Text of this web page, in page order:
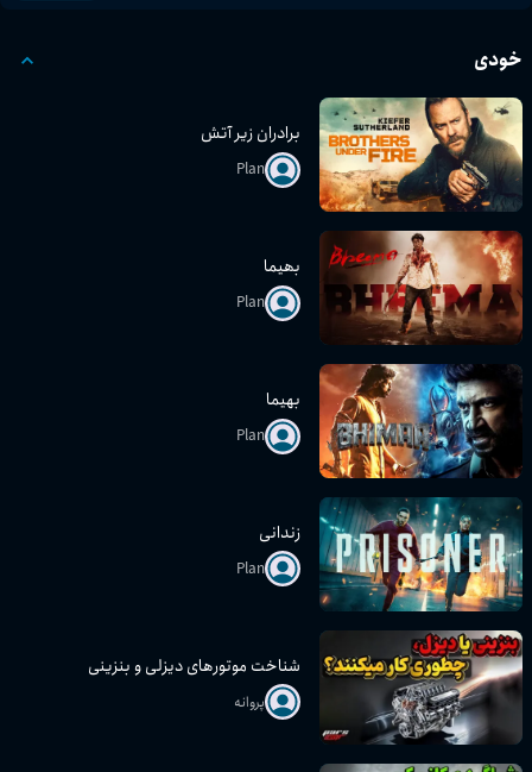
خودی
برادران زیر آتش
Plan
بھیما
Plan
بهیما
Plan
زندانی
Plan
شناخت موتورهای دیزلی و بنزینی
پروانه